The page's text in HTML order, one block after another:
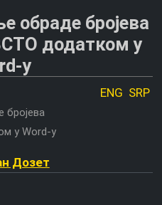
обраде бројева
додатком у
у
у Word-у
ENG SRP
Дозет